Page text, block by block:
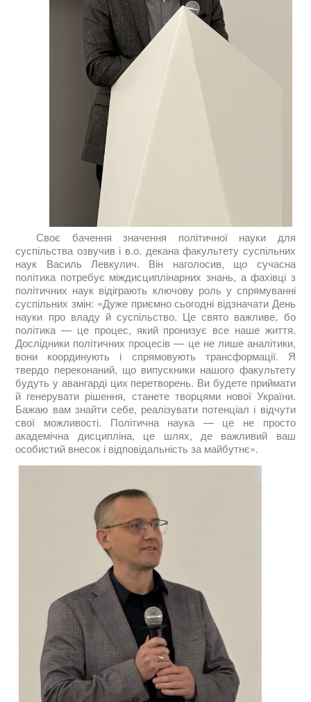
Своє бачення значення політичної науки для
суспільства озвучив і в.о. декана факультету суспільних
наук Василь Левкулич. Він наголосив, що сучасна
політика потребує міждисциплінарних знань, а фахівці з
політичних наук відіграють ключову роль у спрямуванні
суспільних змін: «Дуже приємно сьогодні відзначати День
науки про владу й суспільство. Це свято важливе, бо
політика — це процес, який пронизує все наше життя.
Дослідники політичних процесів — це не лише аналітики,
вони координують і спрямовують трансформації. Я
твердо переконаний, що випускники нашого факультету
будуть у авангарді цих перетворень. Ви будете приймати
й генерувати рішення, станете творцями нової України.
Бажаю вам знайти себе, реалізувати потенціал і відчути
свої можливості. Політична наука — це не просто
академічна дисципліна, це шлях, де важливий ваш
особистий внесок і відповідальність за майбутнє».